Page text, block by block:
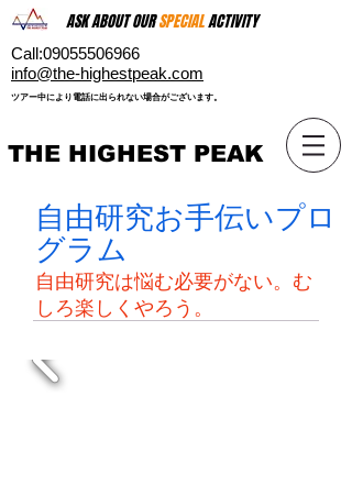
ASK ABOUT OURSPECIALACTIVITY
Call:09055506966
​info@the-highestpeak.com
​ツアー中により電話に出られない場合がございます。​
THE HIGHEST PEAK
自由研究お手伝いプロ
グラム
自由研究は悩む必要がない。む
しろ楽しくやろう。